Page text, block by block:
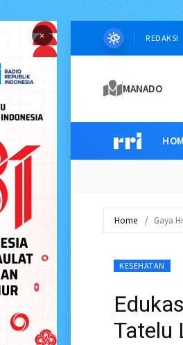
× REDAKSI
MANADO
Home Gaya
KESEHATAN
Tatelu